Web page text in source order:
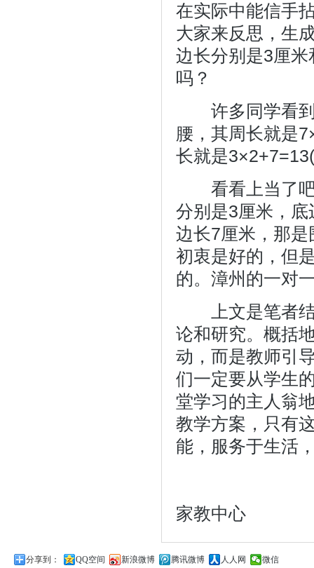
在实际中能信手
大家来反思，生
边长分别是3厘
吗？
许多同学看到
腰，其周长就是
长就是
看看上当了吧
分别是3厘米，
边长7厘米，那
初衷是好的，但
的。 漳州的一对
上文是笔者结
论和研究。概括
动，而是教师引
们一定要从学生
堂学习的主人翁
教学方案，只有
能，服务于生活
家教中心
分享到： QQ空间 新浪微博 腾讯微博 人人网 微信